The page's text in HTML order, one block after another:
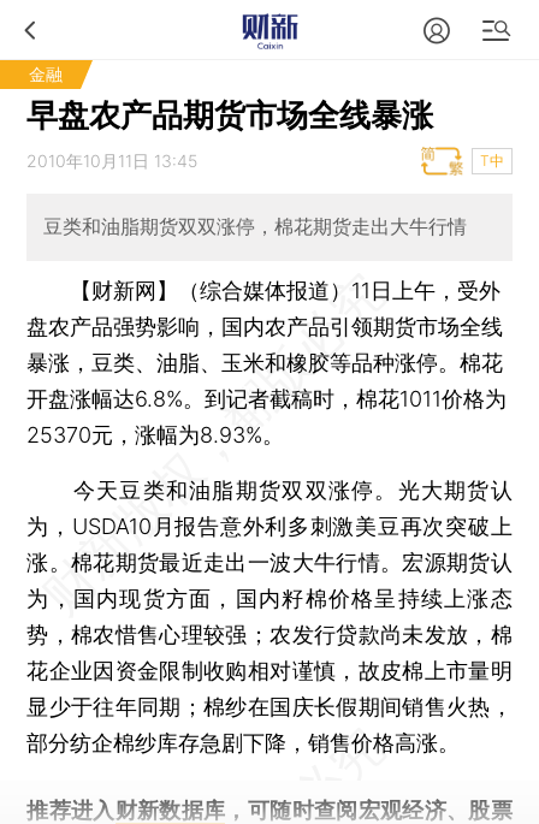
金融
早盘农产品期货市场全线暴涨
2010年10月11日 13:45 T中
豆类和油脂期货双双涨停，棉花期货走出大牛行情
【财新网】（综合媒体报道） 11日上午，受外
盘农产品强势影响，国内农产品引领期货市场全线
暴涨，豆类、油脂、玉米和橡胶等品种涨停。棉花
开盘涨幅达6.8%。到记者截稿时，棉花1011价格为
25370元，涨幅为8.93%。
今天豆类和油脂期货双双涨停。光大期货认
为，USDA10月报告意外利多刺激美豆再次突破上
涨。棉花期货最近走出一波大牛行情。宏源期货认
为，国内现货方面，国内籽棉价格呈持续上涨态
势，棉农惜售心理较强；农发行贷款尚未发放，棉
花企业因资金限制收购相对谨慎，故皮棉上市量明
显少于往年同期；棉纱在国庆长假期间销售火热，
部分纺企棉纱库存急剧下降，销售价格高涨。
推荐进入 财新数据库 ，可随时查阅宏观经济、股票